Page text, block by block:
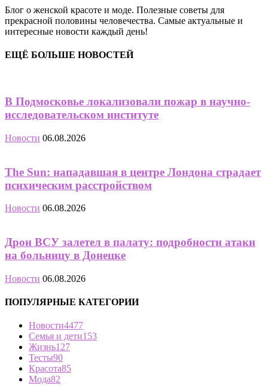
Блог о женской красоте и моде. Полезные советы для
прекрасной половины человечества. Самые актуальные и
интересные новости каждый день!
ЕЩЁ БОЛЬШЕ НОВОСТЕЙ
В Подмосковье локализовали пожар в научно-
исследовательском институте
Новости 06.08.2026
The Sun: нападавшая в центре Лондона страдает
психическим расстройством
Новости 06.08.2026
Дрон ВСУ залетел в палату: подробности атаки
на больницу в Донецке
Новости 06.08.2026
ПОПУЛЯРНЫЕ КАТЕГОРИИ
Новости4477
Семья и дети153
Жизнь127
Тесты90
Красота85
Мода82